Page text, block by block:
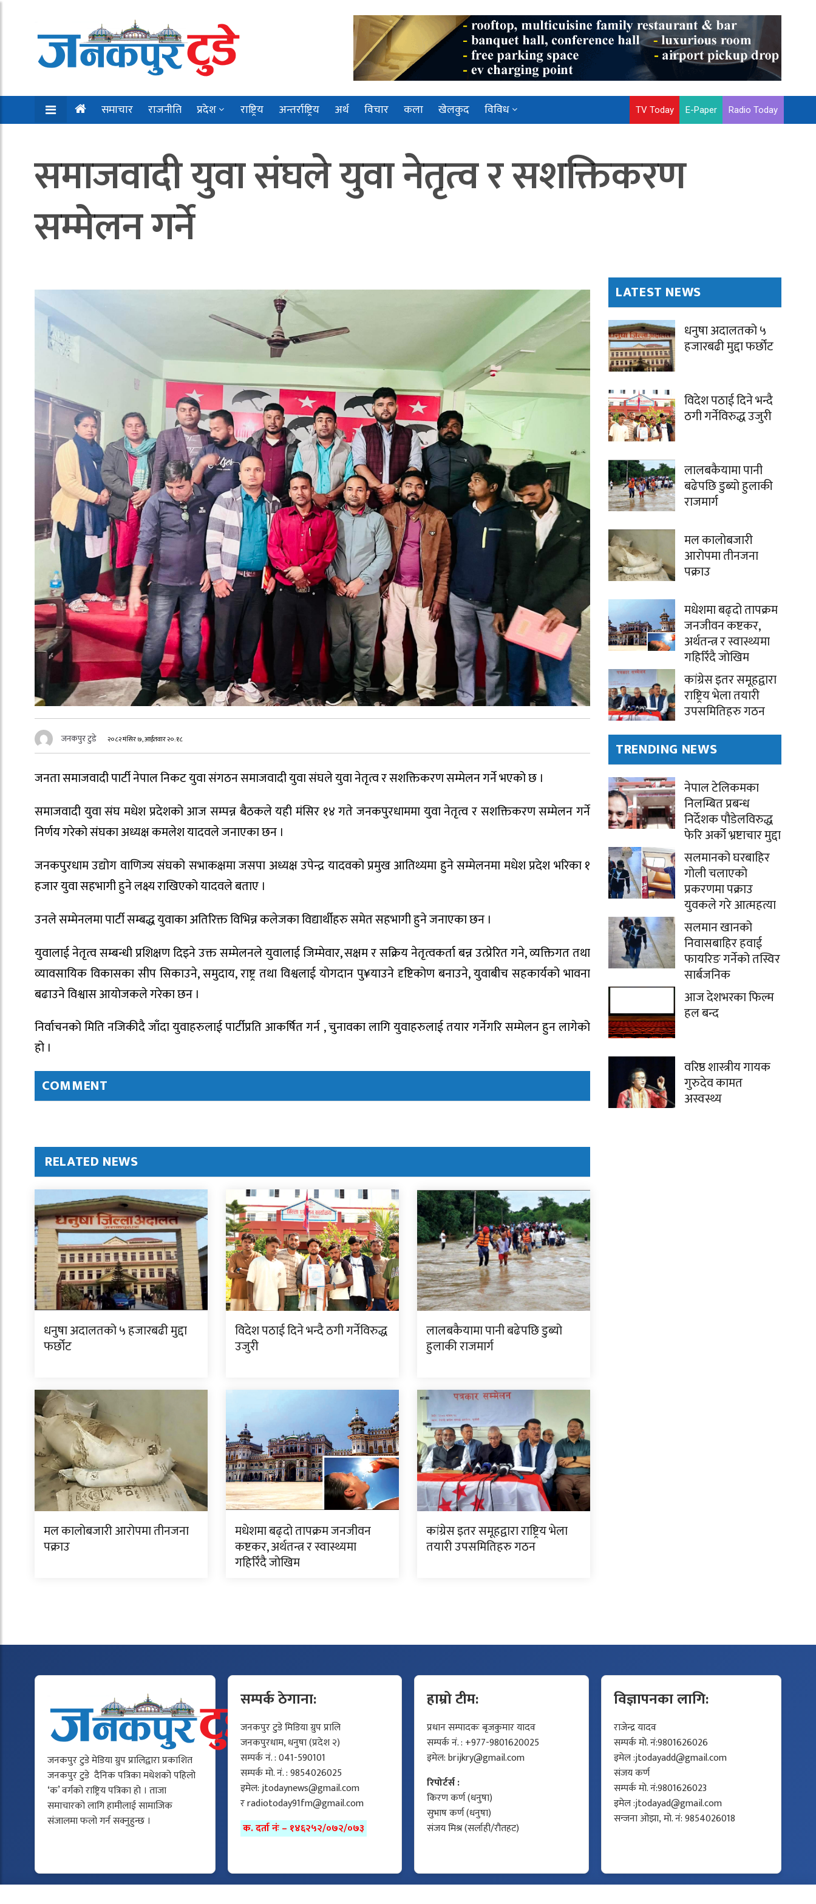
समाचार राजनीति प्रदेश राष्ट्रिय अन्तर्राष्ट्रिय अर्थ विचार कला खेलकुद विविध TV Today E-Paper Radio Today
समाजवादी युवा संघले युवा नेतृत्व र सशक्तिकरण
सम्मेलन गर्ने
जनकपुर टुडे २०८२ मंसिर ७, आईतवार २०:१८
जनता समाजवादी पार्टी नेपाल निकट युवा संगठन समाजवादी युवा संघले युवा नेतृत्व र सशक्तिकरण सम्मेलन गर्ने भएको छ ।
समाजवादी युवा संघ मधेश प्रदेशको आज सम्पन्न बैठकले यही मंसिर १४ गते जनकपुरधाममा युवा नेतृत्व र सशक्तिकरण सम्मेलन गर्ने
निर्णय गरेको संघका अध्यक्ष कमलेश यादवले जनाएका छन ।
जनकपुरधाम उद्योग वाणिज्य संघको सभाकक्षमा जसपा अध्यक्ष उपेन्द्र यादवको प्रमुख आतिथ्यमा हुने सम्मेलनमा मधेश प्रदेश भरिका १
हजार युवा सहभागी हुने लक्ष्य राखिएको यादवले बताए ।
उनले सम्मेनलमा पार्टी सम्बद्ध युवाका अतिरिक्त विभिन्न कलेजका विद्यार्थीहरु समेत सहभागी हुने जनाएका छन ।
युवालाई नेतृत्व सम्बन्धी प्रशिक्षण दिइने उक्त सम्मेलनले युवालाई जिम्मेवार, सक्षम र सक्रिय नेतृत्वकर्ता बन्न उत्प्रेरित गने, व्यक्तिगत तथा
व्यावसायिक विकासका सीप सिकाउने, समुदाय, राष्ट्र तथा विश्वलाई योगदान पु¥याउने दृष्टिकोण बनाउने, युवाबीच सहकार्यको भावना
बढाउने विश्वास आयोजकले गरेका छन ।
निर्वाचनको मिति नजिकीदै जाँदा युवाहरुलाई पार्टीप्रति आकर्षित गर्न , चुनावका लागि युवाहरुलाई तयार गर्नेगरि सम्मेलन हुन लागेको
हो ।
COMMENT
RELATED NEWS
धनुषा अदालतको ५ हजारबढी मुद्दा
फर्छोट
विदेश पठाई दिने भन्दै ठगी गर्नेविरुद्ध
उजुरी
लालबकैयामा पानी बढेपछि डुब्यो
हुलाकी राजमार्ग
मल कालोबजारी आरोपमा तीनजना
पक्राउ
मधेशमा बढ्दो तापक्रम जनजीवन
कष्टकर, अर्थतन्त्र र स्वास्थ्यमा
गहिरिँदै जोखिम
कांग्रेस इतर समूहद्वारा राष्ट्रिय भेला
तयारी उपसमितिहरु गठन
LATEST NEWS
धनुषा अदालतको ५
हजारबढी मुद्दा फर्छोट
विदेश पठाई दिने भन्दै
ठगी गर्नेविरुद्ध उजुरी
लालबकैयामा पानी
बढेपछि डुब्यो हुलाकी
राजमार्ग
मल कालोबजारी
आरोपमा तीनजना
पक्राउ
मधेशमा बढ्दो तापक्रम
जनजीवन कष्टकर,
अर्थतन्त्र र स्वास्थ्यमा
गहिरिँदै जोखिम
कांग्रेस इतर समूहद्वारा
राष्ट्रिय भेला तयारी
उपसमितिहरु गठन
TRENDING NEWS
नेपाल टेलिकमका
निलम्बित प्रबन्ध
निर्देशक पौडेलविरुद्ध
फेरि अर्को भ्रष्टाचार मुद्दा
सलमानको घरबाहिर
गोली चलाएको
प्रकरणमा पक्राउ
युवकले गरे आत्महत्या
सलमान खानको
निवासबाहिर हवाई
फायरिङ गर्नेको तस्विर
सार्बजनिक
आज देशभरका फिल्म
हल बन्द
वरिष्ठ शास्त्रीय गायक
गुरुदेव कामत
अस्वस्थ्य
जनकपुर टुडे मेडिया ग्रुप प्रालिद्वारा प्रकाशित
जनकपुर टुडे दैनिक पत्रिका मधेशको पहिलो
‘क’ वर्गको राष्ट्रिय पत्रिका हो । ताजा
समाचारको लागि हामीलाई सामाजिक
संजालमा फलो गर्न सक्नुहुन्छ ।
सम्पर्क ठेगाना:
जनकपुर टुडे मिडिया ग्रुप प्रालि
जनकपुरधाम, धनुषा (प्रदेश २)
सम्पर्क नं. : 041-590101
सम्पर्क मो. नं. : 9854026025
इमेल:jtodaynews@gmail.com
रradiotoday91fm@gmail.com
क. दर्ता नंः – १४६२५२/०७२/०७३
हाम्रो टीम:
प्रधान सम्पादकः बृजकुमार यादव
सम्पर्क नं. : +977-9801620025
इमेल:brijkry@gmail.com
रिपोर्टर्स :
किरण कर्ण (धनुषा)
सुभाष कर्ण (धनुषा)
संजय मिश्र (सर्लाही/रौतहट)
विज्ञापनका लागि:
राजेन्द्र यादव
सम्पर्क मो. नं:9801626026
इमेल :jtodayadd@gmail.com
संजय कर्ण
सम्पर्क मो. नं:9801626023
इमेल :jtodayad@gmail.com
सन्जना ओझा, मो. नं: 9854026018